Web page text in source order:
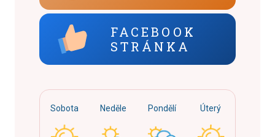
FACEBOOK
STRÁNKA
Sobota Neděle Pondělí Úterý